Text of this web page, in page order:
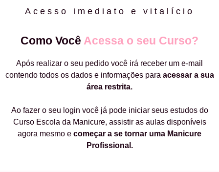
Acesso imediato e vitalício
Como Você Acessa o seu Curso?
Após realizar o seu pedido você irá receber um e-mail
contendo todos os dados e informações para acessar a sua
área restrita.
Ao fazer o seu login você já pode iniciar seus estudos do
Curso Escola da Manicure, assistir as aulas disponíveis
agora mesmo e começar a se tornar uma Manicure
Profissional.